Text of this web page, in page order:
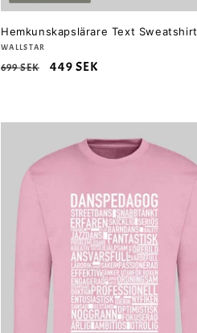
Hemkunskapslärare Text Sweatshirt
Säljare:
WALLSTAR
Ordinarie
699 SEK Försäljningspris
449 SEK